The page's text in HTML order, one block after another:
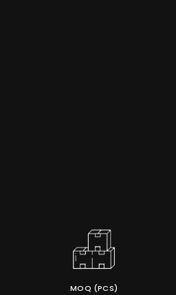
MOQ (PCS)